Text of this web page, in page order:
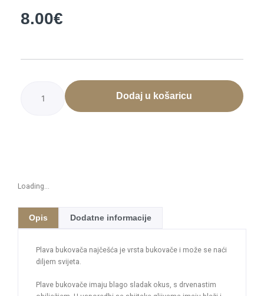
8.00€
Dodaj u košaricu
Loading...
Opis Dodatne informacije
Plava bukovača najčešća je vrsta bukovače i može se naći
diljem svijeta.
Plave bukovače imaju blago sladak okus, s drvenastim